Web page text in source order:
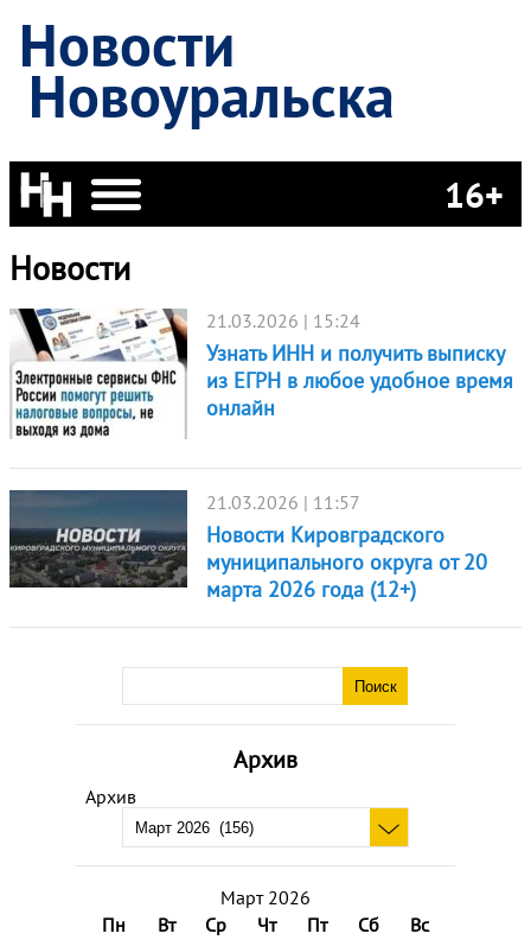
Новости
Новоуральска
16+
Архив
Архив
Март 2026
Пн
Вт Ср Чт Пт Сб
Вс
Новости
21.03.2026 | 15:24
Узнать ИНН и получить выписку
из ЕГРН в любое удобное время
онлайн
21.03.2026 | 11:57
Новости Кировградского
муниципального округа от 20
марта 2026 года (12+)